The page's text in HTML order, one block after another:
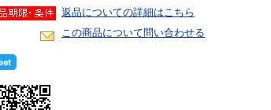
返品についての詳細はこちら
この商品について問い合わせる